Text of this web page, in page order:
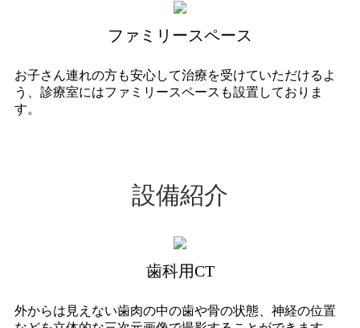
ファミリースペース
お子さん連れの方も安心して治療を受けていただけるよ
う、診療室にはファミリースペースも設置しておりま
す。
設備紹介
歯科用CT
外からは見えない歯肉の中の歯や骨の状態、神経の位置